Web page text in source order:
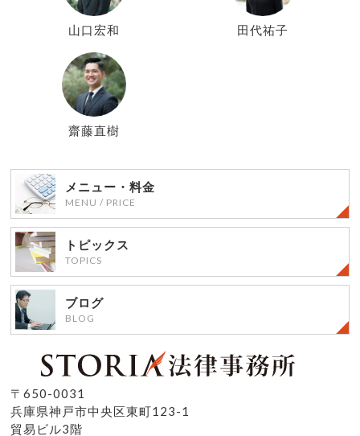
山口宏和 田代祐子
齋藤直樹
メニュー・料金
MENU / PRICE
トピックス
TOPICS
ブログ
BLOG
〒650-0031
兵庫県神戸市中央区東町123-1
貿易ビル3階